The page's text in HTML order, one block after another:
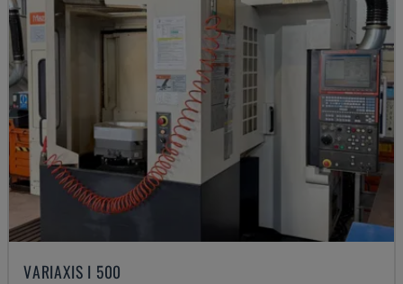
VARIAXIS I 500